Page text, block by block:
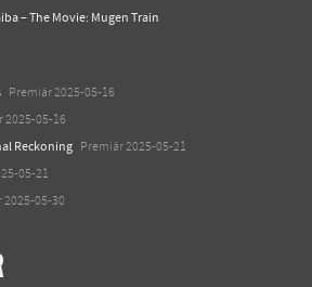
– The Movie: Mugen Train
Premiär 2025-05-16
2025-05-16
Reckoning Premiär 2025-05-21
05-21
2025-05-30